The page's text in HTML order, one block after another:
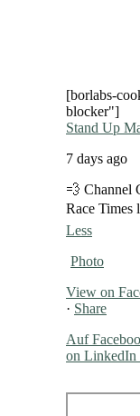
[borlabs-
blocker"]
Stand Up
7 days ago
💨 Channel
Race Times
Less
Photo
View on
· Share
Auf
on LinkedIn